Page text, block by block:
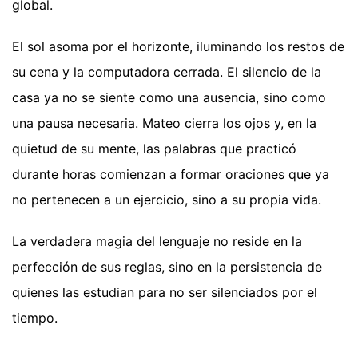
global.
El sol asoma por el horizonte, iluminando los restos de
su cena y la computadora cerrada. El silencio de la
casa ya no se siente como una ausencia, sino como
una pausa necesaria. Mateo cierra los ojos y, en la
quietud de su mente, las palabras que practicó
durante horas comienzan a formar oraciones que ya
no pertenecen a un ejercicio, sino a su propia vida.
La verdadera magia del lenguaje no reside en la
perfección de sus reglas, sino en la persistencia de
quienes las estudian para no ser silenciados por el
tiempo.